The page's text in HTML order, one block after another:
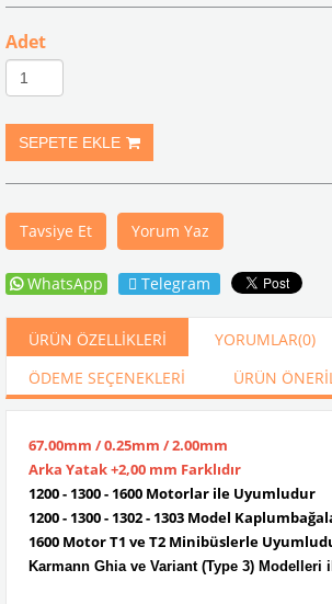
Adet
Tavsiye Et Yorum Yaz
WhatsApp Telegram
ÜRÜN ÖZELLIKLERI YORUMLAR(0)
ÖDEME SEÇENEKLERI
ÜRÜN
67.00mm / 0.25mm / 2.00mm
Arka Yatak +2,00 mm Farklıdır
1200 - 1300 - 1600 Motorlar ile Uyumludur
1200 - 1300 - 1302 - 1303 Model
1600 Motor T1 ve T2 Minibüslerle
Karmann Ghia ve Variant (Type 3) Modelleri